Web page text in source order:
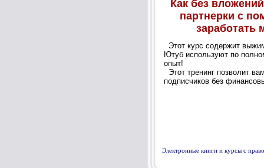
Электронные книги и курсы с